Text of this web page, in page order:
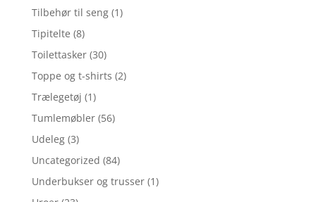
Tilbehør til seng (1)
Tipitelte (8)
Toilettasker (30)
Toppe og t-shirts (2)
Trælegetøj (1)
Tumlemøbler (56)
Udeleg (3)
Uncategorized (84)
Underbukser og trusser (1)